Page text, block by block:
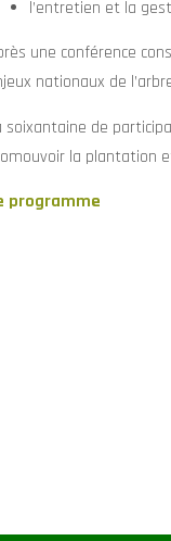
l’entretien et la
une conférence
nationaux de
soixantaine de
la plantation
programme